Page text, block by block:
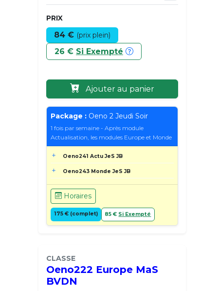
PRIX
84 € (prix plein)
26 € Si Exempté
Ajouter au panier
Package : Oeno 2 Jeudi Soir
1 fois par semaine - Après module
Actualisation, les modules Europe et Monde
Oeno241 Actu JeS JB
Oeno243 Monde JeS JB
Horaires
175 € (complet) 85 € Si Exempté
CLASSE
Oeno222 Europe MaS
BVDN